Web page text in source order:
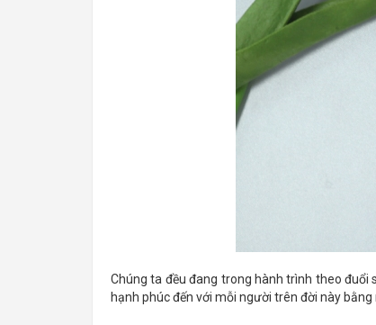
Chúng ta đều đang trong hành trình theo đuổi
hạnh phúc đến với mỗi người trên đời này